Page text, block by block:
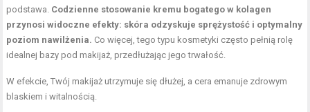
podstawa. Codzienne stosowanie kremu bogatego w kolagen
przynosi widoczne efekty: skóra odzyskuje sprężystość i optymalny
poziom nawilżenia. Co więcej, tego typu kosmetyki często pełnią rolę
idealnej bazy pod makijaż, przedłużając jego trwałość.
W efekcie, Twój makijaż utrzymuje się dłużej, a cera emanuje zdrowym
blaskiem i witalnością.